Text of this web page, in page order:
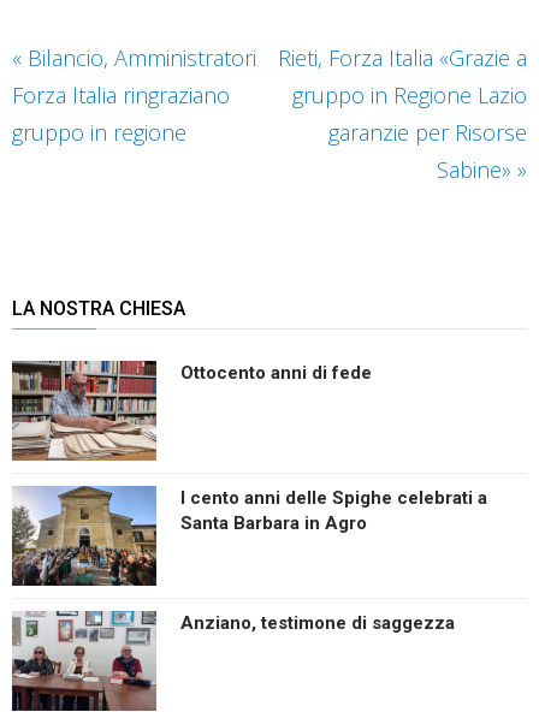
« Bilancio, Amministratori
Forza Italia ringraziano
gruppo in regione
Rieti, Forza Italia «Grazie a
gruppo in Regione Lazio
garanzie per Risorse
Sabine» »
LA NOSTRA CHIESA
Ottocento anni di fede
I cento anni delle Spighe celebrati a
Santa Barbara in Agro
Anziano, testimone di saggezza